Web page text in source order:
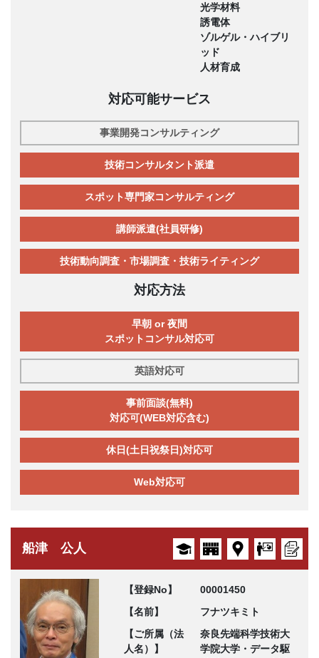
光学材料
誘電体
ゾルゲル・ハイブリ
ッド
人材育成
対応可能サービス
事業開発コンサルティング
技術コンサルタント派遣
スポット専門家コンサルティング
講師派遣(社員研修)
技術動向調査・市場調査・技術ライティング
対応方法
早朝 or 夜間
スポットコンサル対応可
英語対応可
事前面談(無料)
対応可(WEB対応含む)
休日(土日祝祭日)対応可
Web対応可
船津 公人
【登録No】
00001450
【名前】
フナツキミト
【ご所属（法
人名）】
奈良先端科学技術大
学院大学・データ駆